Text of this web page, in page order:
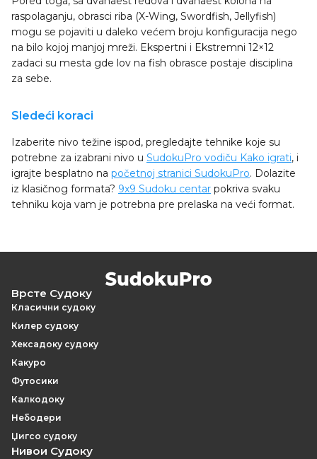
raspolaganju, obrasci riba (X-Wing, Swordfish, Jellyfish)
mogu se pojaviti u daleko većem broju konfiguracija nego
na bilo kojoj manjoj mreži. Ekspertni i Ekstremni 12×12
zadaci su mesta gde lov na fish obrasce postaje disciplina
za sebe.
Sledeći koraci
Izaberite nivo težine ispod, pregledajte tehnike koje su
potrebne za izabrani nivo u SudokuPro vodiču Kako igrati, i
igrajte besplatno na početnoj stranici SudokuPro. Dolazite
iz klasičnog formata? 9x9 Sudoku centar pokriva svaku
tehniku koja vam je potrebna pre prelaska na veći format.
Врсте Судоку
Класични судоку
Килер судоку
Хексадоку судоку
Какуро
Футосики
Калкодоку
Небодери
Џигсо судоку
Нивои Судоку